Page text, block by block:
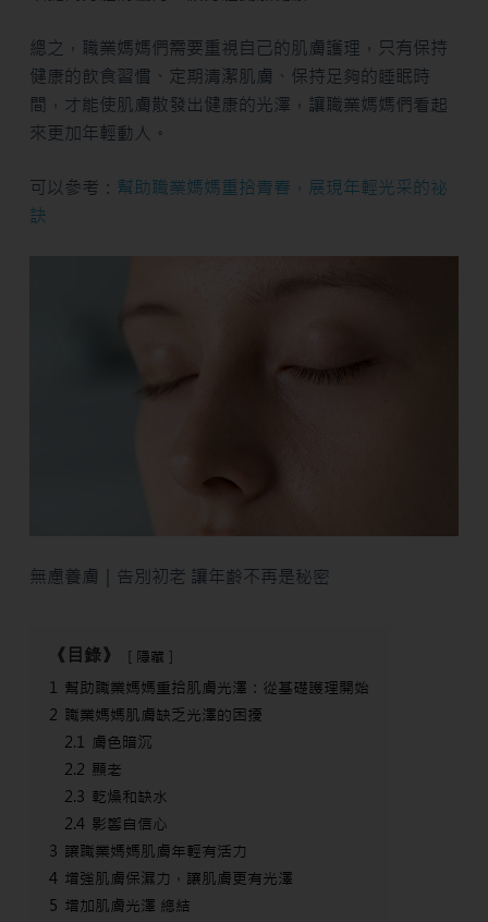
總之，職業媽媽們需要重視自己的肌膚護理，只有保持
健康的飲食習慣、定期清潔肌膚、保持足夠的睡眠時
間，才能使肌膚散發出健康的光澤，讓職業媽媽們看起
來更加年輕動人。
可以參考： 幫助職業媽媽重拾青春，展現年輕光采的祕
訣
無慮養膚｜告別初老 讓年齡不再是秘密
《目錄》 隱藏
1 幫助職業媽媽重拾肌膚光澤：從基礎護理開始
2 職業媽媽肌膚缺乏光澤的困擾
2.1 膚色暗沉
2.2 顯老
2.3 乾燥和缺水
2.4 影響自信心
3 讓職業媽媽肌膚年輕有活力
4 增強肌膚保濕力，讓肌膚更有光澤
5 增加肌膚光澤 總結